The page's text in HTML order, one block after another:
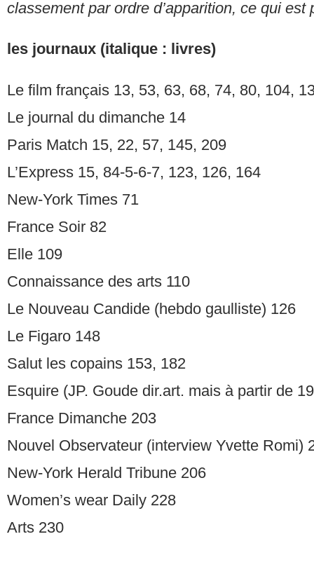
classement par ordre d’apparition, ce qui est
les journaux (italique : livres)
Le film français 13, 53, 63, 68, 74, 80, 104,
Le journal du dimanche 14
Paris Match 15, 22, 57, 145, 209
L’Express 15, 84-5-6-7, 123, 126, 164
New-York Times 71
France Soir 82
Elle 109
Connaissance des arts 110
Le Nouveau Candide (hebdo gaulliste) 126
Le Figaro 148
Salut les copains 153, 182
Esquire (JP. Goude dir.art. mais à partir de
France Dimanche 203
Nouvel Observateur (interview Yvette Romi)
New-York Herald Tribune 206
Women’s wear Daily 228
Arts 230